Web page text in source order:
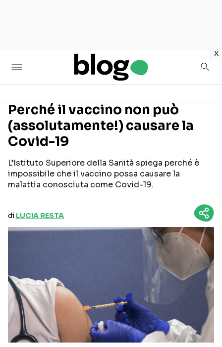
x
Seguici sui social
Perché il vaccino non può
(assolutamente!) causare la
Covid-19
L’Istituto Superiore della Sanità spiega perché è
impossibile che il vaccino possa causare la
malattia conosciuta come Covid-19.
di LUCIA RESTA